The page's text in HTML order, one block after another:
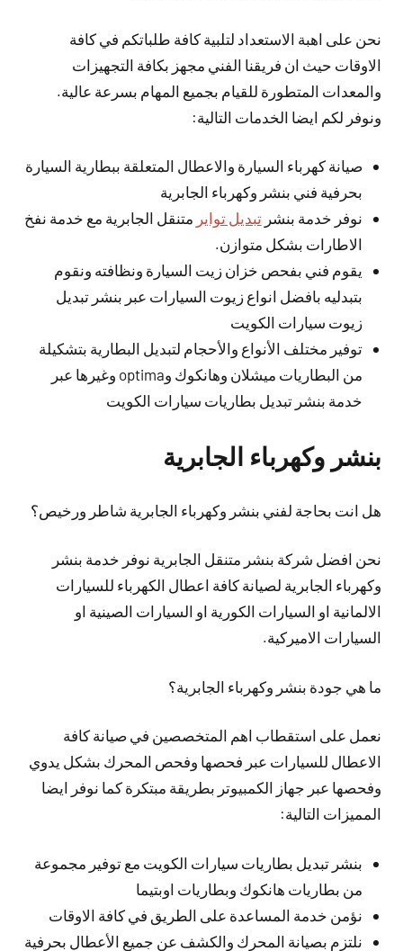
نحن على اهبة الاستعداد لتلبية كافة طلباتكم في كافة
الاوقات حيث ان فريقنا الفني مجهز بكافة التجهيزات
والمعدات المتطورة للقيام بجميع المهام بسرعة عالية.
ونوفر لكم ايضا الخدمات التالية:
صيانة كهرباء السيارة والاعطال المتعلقة ببطارية السيارة
بحرفية فني بنشر وكهرباء الجابرية
نوفر خدمة بنشرتبديل تواير متنقل الجابرية مع خدمة نفخ
الاطارات بشكل متوازن.
يقوم فني بفحص خزان زيت السيارة ونظافته ونقوم
بتبدليه بافضل انواع زيوت السيارات عبر بنشر تبديل
زيوت سيارات الكويت
توفير مختلف الأنواع والأحجام لتبديل البطارية بتشكيلة
من البطاريات ميشلان وهانكوك وoptima وغيرها عبر
خدمة بنشر تبديل بطاريات سيارات الكويت
بنشر وكهرباء الجابرية
هل انت بحاجة لفني بنشر وكهرباء الجابرية شاطر ورخيص؟
نحن افضل شركة بنشر متنقل الجابرية نوفر خدمة بنشر
وكهرباء الجابرية لصيانة كافة اعطال الكهرباء للسيارات
الالمانية او السيارات الكورية او السيارات الصينية او
السيارات الاميركية.
ما هي جودة بنشر وكهرباء الجابرية؟
نعمل على استقطاب اهم المتخصصين في صيانة كافة
الاعطال للسيارات عبر فحصها وفحص المحرك بشكل يدوي
وفحصها عبر جهاز الكمبيوتر بطريقة مبتكرة كما نوفر ايضا
المميزات التالية:
بنشر تبديل بطاريات سيارات الكويت مع توفير مجموعة
من بطاريات هانكوك وبطاريات اوبتيما
نؤمن خدمة المساعدة على الطريق في كافة الاوقات
نلتزم بصيانة المحرك والكشف عن جميع الأعطال بحرفية